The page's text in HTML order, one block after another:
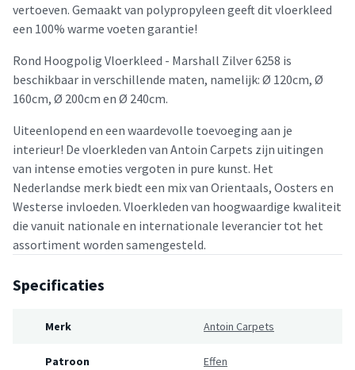
vertoeven. Gemaakt van polypropyleen geeft dit vloerkleed
een 100% warme voeten garantie!
Rond Hoogpolig Vloerkleed - Marshall Zilver 6258 is
beschikbaar in verschillende maten, namelijk: Ø 120cm, Ø
160cm, Ø 200cm en Ø 240cm.
Uiteenlopend en een waardevolle toevoeging aan je
interieur! De vloerkleden van Antoin Carpets zijn uitingen
van intense emoties vergoten in pure kunst. Het
Nederlandse merk biedt een mix van Orientaals, Oosters en
Westerse invloeden. Vloerkleden van hoogwaardige kwaliteit
die vanuit nationale en internationale leverancier tot het
assortiment worden samengesteld.
Specificaties
Merk Antoin Carpets
Patroon Effen